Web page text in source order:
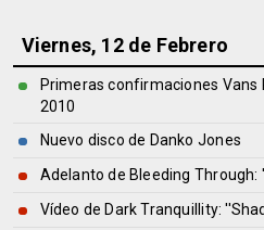
Viernes, 12 de Febrero
Primeras confirmaciones Vans
2010
Nuevo disco de Danko Jones
Adelanto de Bleeding Through:
Vídeo de Dark Tranquillity: